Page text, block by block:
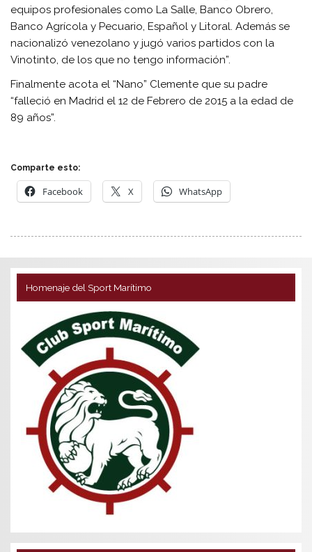
equipos profesionales como La Salle, Banco Obrero,
Banco Agrícola y Pecuario, Español y Litoral. Además se
nacionalizó venezolano y jugó varios partidos con la
Vinotinto, de los que no tengo información”.
Finalmente acota el “Nano” Clemente que su padre
“falleció en Madrid el 12 de Febrero de 2015 a la edad de
89 años”.
Comparte esto:
Facebook X WhatsApp
Homenaje del Sport Marítimo